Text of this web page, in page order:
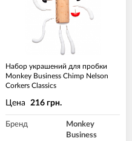
Набор украшений для пробки
Monkey Business Chimp Nelson
Corkers Classics
Цена 216 грн.
Бренд
Monkey
Business